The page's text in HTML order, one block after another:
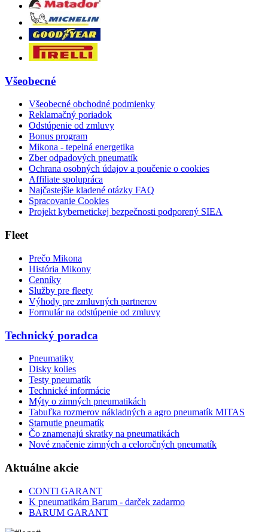
Všeobecné
Všeobecné obchodné podmienky
Reklamačný poriadok
Odstúpenie od zmluvy
Bonus program
Mikona - tepelná energetika
Zber odpadových pneumatík
Ochrana osobných údajov a poučenie o cookies
Affiliate spolupráca
Najčastejšie kladené otázky FAQ
Spracovanie Cookies
Projekt kybernetickej bezpečnosti podporený SIEA
Fleet
Prečo Mikona
História Mikony
Cenníky
Služby pre fleety
Výhody pre zmluvných partnerov
Formulár na odstúpenie od zmluvy
Technický poradca
Pneumatiky
Disky kolies
Testy pneumatík
Technické informácie
Mýty o zimných pneumatikách
Tabuľka rozmerov nákladných a agro pneumatík MITAS
Starnutie pneumatík
Čo znamenajú skratky na pneumatikách
Nové značenie zimných a celoročných pneumatík
Aktuálne akcie
CONTI GARANT
K pneumatikám Barum - darček zadarmo
BARUM GARANT